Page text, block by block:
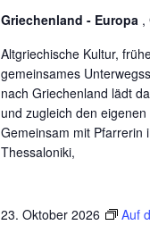
Griechenland - Europa ,
Altgriechische Kultur,
gemeinsames
nach Griechenland lädt
und zugleich den
Gemeinsam mit Pfarrerin
Thessaloniki,
23. Oktober 2026 Auf